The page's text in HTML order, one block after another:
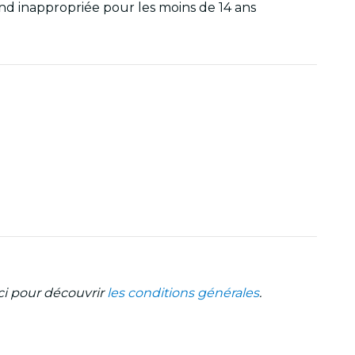
inappropriée pour les moins de 14 ans
pour découvrirles conditions générales.